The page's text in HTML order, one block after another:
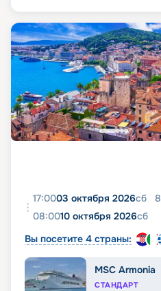
17:0003 октября 2026сб 8
08:0010 октября 2026сб
Вы посетите 4 страны:
MSC Armonia
СТАНДАРТ